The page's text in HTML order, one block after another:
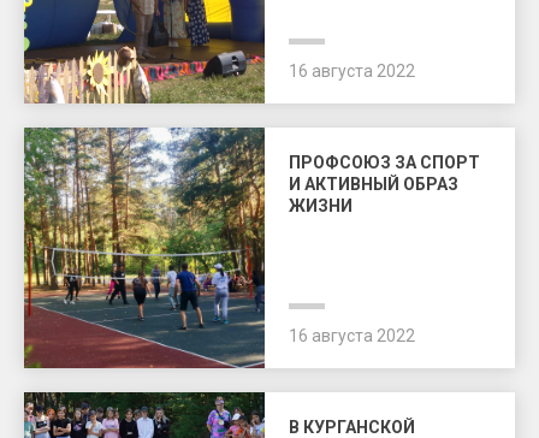
16 августа 2022
ПРОФСОЮЗ ЗА СПОРТ
И АКТИВНЫЙ ОБРАЗ
ЖИЗНИ
16 августа 2022
В КУРГАНСКОЙ